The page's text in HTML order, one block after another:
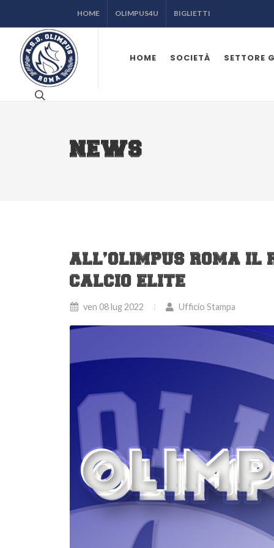
HOME OLIMPUS4U BIGLIETTI
HOME SOCIETÀ SETTORE
NEWS
ALL’OLIMPUS ROMA IL
CALCIO ELITE
ven 08 lug 2022 Ufficio Stampa